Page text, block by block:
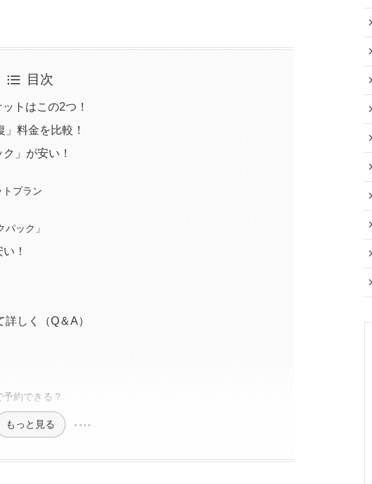
目次
トはこの2つ！
」料金を比較！
」が安い！
プラン
ック」
！
しく（Q＆A）
約できる？
もっと見る